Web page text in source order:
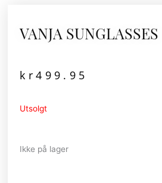
VANJA SUNGLASSES
kr499.95
Utsolgt
Ikke på lager